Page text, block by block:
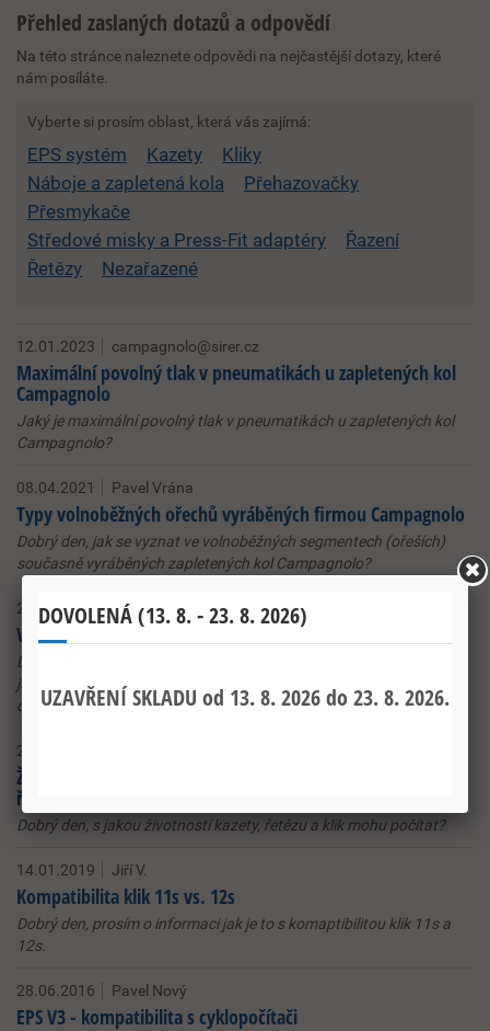
Přehled zaslaných dotazů a odpovědí
Na této stránce naleznete odpovědi na nejčastější dotazy, které
nám posíláte.
Vyberte si prosím oblast, která vás zajímá:
EPS systém Kazety
Kliky
Náboje a zapletená kola
Přehazovačky
Přesmykače
Středové misky a Press-Fit adaptéry
Řazení
Řetězy
Nezařazené
12.01.2023 campagnolo@sirer.cz
Maximální povolný tlak v pneumatikách u zapletených kol
Campagnolo
Jaký je maximální povolný tlak v pneumatikách u zapletených kol
Campagnolo?
08.04.2021 Pavel Vrána
Typy volnoběžných ořechů vyráběných firmou Campagnolo
Dobrý den, jak se vyznat ve volnoběžných segmentech (ořeších)
současně vyráběných zapletených kol Campagnolo?
20.07.2020 Jarda S.
Volnoběžné tělo náboje Campagnolo N3W
Dobrý den, u některých zapletených kol Campagnolo uvádíte, že
jsou osazena volnoběžným segmentem typu N3W. S čím je tento
ořech kompatibilni?
26.07.2019
Životnost komponentů převodového systému (kazeta,
řetěz, převodníky)
Dobrý den, s jakou životností kazety, řetězu a klik mohu počítat?
14.01.2019 Jiří V.
Kompatibilita klik 11s vs. 12s
Dobrý den, prosím o informaci jak je to s komaptibilitou klik 11s a
12s.
28.06.2016 Pavel Nový
EPS V3 - kompatibilita s cyklopočítači